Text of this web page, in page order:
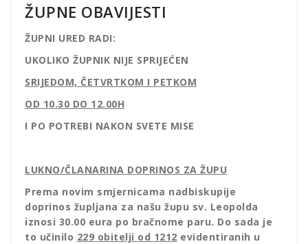
ŽUPNE OBAVIJESTI
ŽUPNI URED RADI:
UKOLIKO ŽUPNIK NIJE SPRIJEĆEN
SRIJEDOM, ČETVRTKOM I PETKOM
OD 10.30 DO 12.00H
I PO POTREBI NAKON SVETE MISE
LUKNO/ČLANARINA DOPRINOS ZA ŽUPU
Prema novim smjernicama nadbiskupije
doprinos župljana za našu župu sv. Leopolda
iznosi 30.00 eura po bračnome paru. Do sada je
to učinilo 229 obitelji od 1212 evidentiranih u